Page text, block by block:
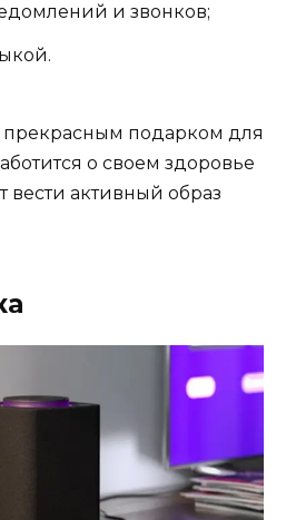
и звонков;
прекрасным подарком для
о своем здоровье
вести активный образ